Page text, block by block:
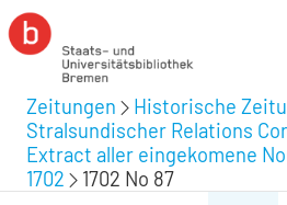
Zeitungen
Historische
Stralsundischer Relations
Extract aller eingekomene
1702
1702 No 87